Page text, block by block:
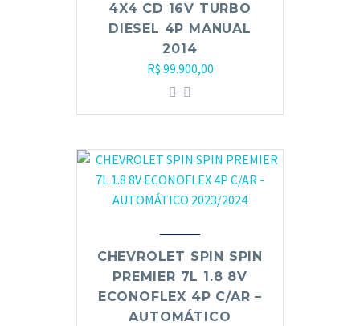
4X4 CD 16V TURBO
DIESEL 4P MANUAL
2014
R$ 99.900,00
CHEVROLET SPIN SPIN
PREMIER 7L 1.8 8V
ECONOFLEX 4P C/AR –
AUTOMÁTICO